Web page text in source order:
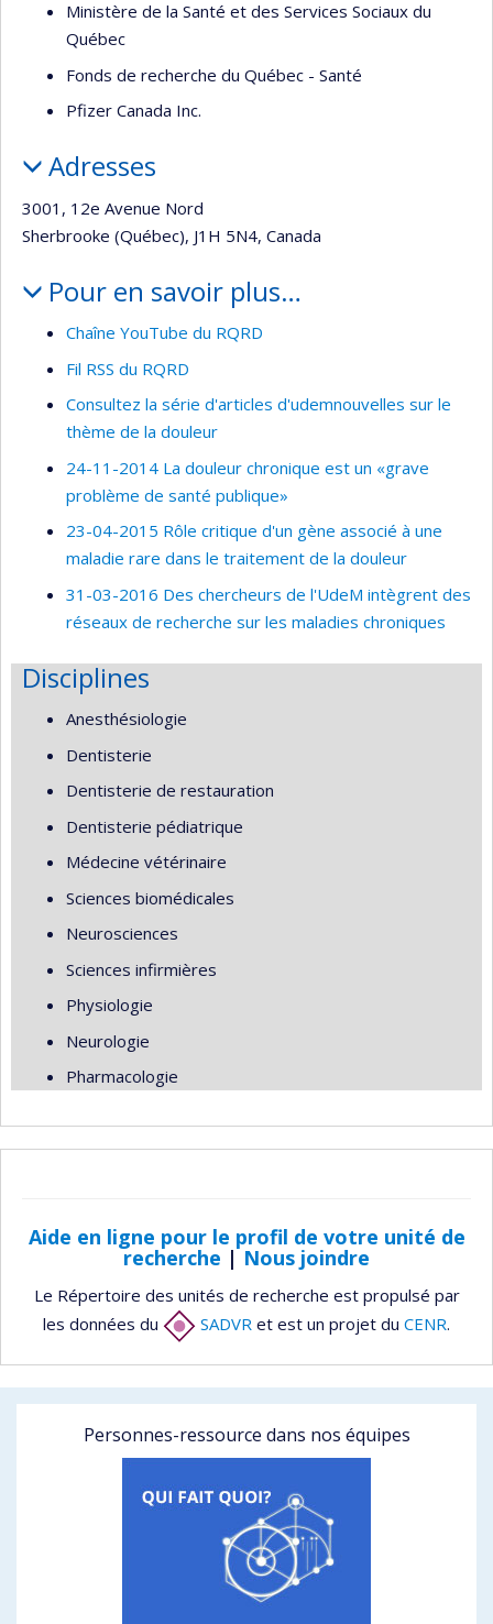
Ministère de la Santé et des Services Sociaux du
Québec
Fonds de recherche du Québec - Santé
Pfizer Canada Inc.
Adresses
3001, 12e Avenue Nord
Sherbrooke (Québec), J1H 5N4, Canada
Pour en savoir plus…
Chaîne YouTube du RQRD
Fil RSS du RQRD
Consultez la série d'articles d'udemnouvelles sur le
thème de la douleur
24-11-2014 La douleur chronique est un «grave
problème de santé publique»
23-04-2015 Rôle critique d'un gène associé à une
maladie rare dans le traitement de la douleur
31-03-2016 Des chercheurs de l'UdeM intègrent des
réseaux de recherche sur les maladies chroniques
Disciplines
Anesthésiologie
Dentisterie
Dentisterie de restauration
Dentisterie pédiatrique
Médecine vétérinaire
Sciences biomédicales
Neurosciences
Sciences infirmières
Physiologie
Neurologie
Pharmacologie
Aide en ligne pour le profil de votre unité de
recherche | Nous joindre
Le Répertoire des unités de recherche est propulsé par
les données du
SADVR et est un projet du CENR.
Personnes-ressource dans nos équipes